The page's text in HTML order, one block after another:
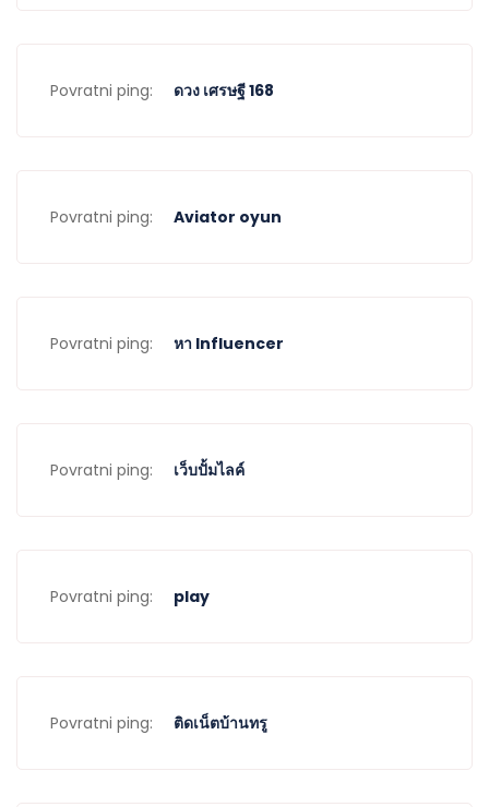
Povratni ping: ดวง เศรษฐี 168
Povratni ping: Aviator oyun
Povratni ping: หา Influencer
Povratni ping: เว็บปั้มไลค์
Povratni ping: play
Povratni ping: ติดเน็ตบ้านทรู